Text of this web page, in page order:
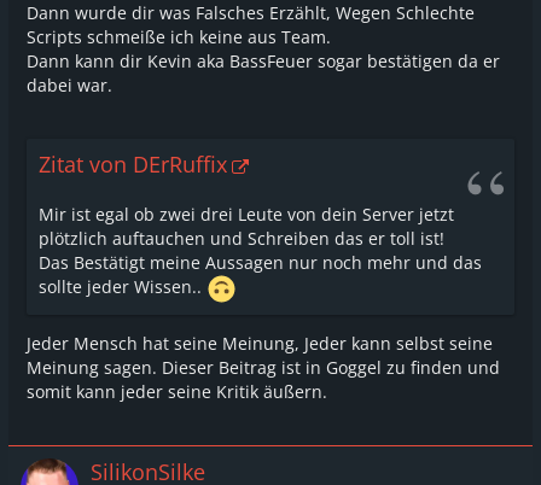
Dann wurde dir was Falsches Erzählt, Wegen Schlechte
Scripts schmeiße ich keine aus Team.
Dann kann dir Kevin aka BassFeuer sogar bestätigen da er
dabei war.
Zitat von DErRuffix
Mir ist egal ob zwei drei Leute von dein Server jetzt
plötzlich auftauchen und Schreiben das er toll ist!
Das Bestätigt meine Aussagen nur noch mehr und das
sollte jeder Wissen..
Jeder Mensch hat seine Meinung, Jeder kann selbst seine
Meinung sagen. Dieser Beitrag ist in Goggel zu finden und
somit kann jeder seine Kritik äußern.
SilikonSilke